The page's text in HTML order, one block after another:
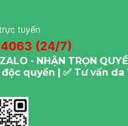
tuyến
(24/7)
- NHẬN TRỌN
quyền | ✅ Tư vấn da